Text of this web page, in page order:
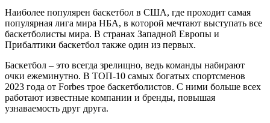
Наиболее популярен баскетбол в США, где проходит самая
популярная лига мира НБА, в которой мечтают выступать все
баскетболисты мира. В странах Западной Европы и
Прибалтики баскетбол также один из первых.
Баскетбол – это всегда зрелищно, ведь команды набирают
очки ежеминутно. В ТОП-10 самых богатых спортсменов
2023 года от Forbes трое баскетболистов. С ними больше всех
работают известные компании и бренды, повышая
узнаваемость друг друга.